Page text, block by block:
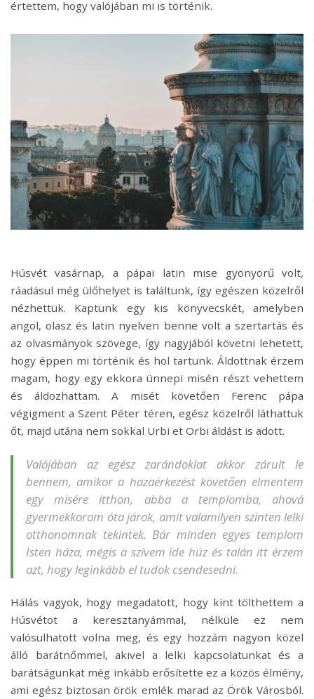
értettem, hogy valójában mi is történik.
Húsvét vasárnap, a pápai latin mise gyönyörű volt,
ráadásul még ülőhelyet is találtunk, így egészen közelről
nézhettük. Kaptunk egy kis könyvecskét, amelyben
angol, olasz és latin nyelven benne volt a szertartás és
az olvasmányok szövege, így nagyjából követni lehetett,
hogy éppen mi történik és hol tartunk. Áldottnak érzem
magam, hogy egy ekkora ünnepi misén részt vehettem
és áldozhattam. A misét követően Ferenc pápa
végigment a Szent Péter téren, egész közelről láthattuk
őt, majd utána nem sokkal Urbi et Orbi áldást is adott.
Valójában az egész zarándoklat akkor zárult le
bennem, amikor a hazaérkezést követően elmentem
egy misére itthon, abba a templomba, ahová
gyermekkorom óta járok, amit valamilyen szinten lelki
otthonomnak tekintek. Bár minden egyes templom
Isten háza, mégis a szívem ide húz és talán itt érzem
azt, hogy leginkább el tudok csendesedni.
Hálás vagyok, hogy megadatott, hogy kint tölthettem a
Húsvétot a keresztanyámmal, nélküle ez nem
valósulhatott volna meg, és egy hozzám nagyon közel
álló barátnőmmel, akivel a lelki kapcsolatunkat és a
barátságunkat még inkább erősítette ez a közös élmény,
ami egész biztosan örök emlék marad az Örök Városból.